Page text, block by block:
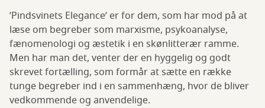
’Pindsvinets Elegance’ er for dem, som har mod på at
læse om begreber som marxisme, psykoanalyse,
fænomenologi og æstetik i en skønlitterær ramme.
Men har man det, venter der en hyggelig og godt
skrevet fortælling, som formår at sætte en række
tunge begreber ind i en sammenhæng, hvor de bliver
vedkommende og anvendelige.